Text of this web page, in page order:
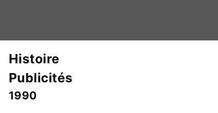
Histoire
Publicités
1990